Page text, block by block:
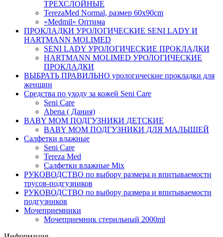
ТРЕХСЛОЙНЫЕ
TerezaMed Normal, размер 60x90cm
«Medmil» Оптима
ПРОКЛАДКИ УРОЛОГИЧЕСКИЕ SENI LADY И
HARTMANN MOLIMED
SENI LADY УРОЛОГИЧЕСКИЕ ПРОКЛАДКИ
HARTMANN MOLIMED УРОЛОГИЧЕСКИЕ
ПРОКЛАДКИ
ВЫБРАТЬ ПРАВИЛЬНО урологические прокладки для
женщин
Средства по уходу за кожей Seni Care
Seni Care
Abena ( Дания)
BABY MOM ПОДГУЗНИКИ ДЕТСКИЕ
BABY MOM ПОДГУЗНИКИ ДЛЯ МАЛЫШЕЙ
Салфетки влажные
Seni Care
Tereza Med
Салфетки влажные Mix
РУКОВОДСТВО по выбору размера и впитываемости
трусов-подгузников
РУКОВОДСТВО по выбору размера и впитываемости
подгузников
Мочеприемники
Мочеприемник стерильный 2000ml